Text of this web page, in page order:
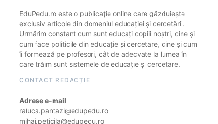
EduPedu.ro este o publicație online care găzduiește
exclusiv articole din domeniul educației și cercetării.
Urmărim constant cum sunt educați copiii noștri, cine și
cum face politicile din educație și cercetare, cine și cum
îi formează pe profesori, cât de adecvate la lumea în
care trăim sunt sistemele de educație și cercetare.
CONTACT REDACȚIE
Adrese e-mail
raluca.pantazi@edupedu.ro
mihai.peticila@edupedu.ro